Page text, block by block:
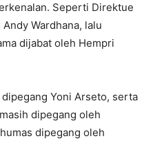
Seperti Direktue
Wardhana, lalu
dijabat oleh Hempri
Yoni Arseto, serta
dipegang oleh
dipegang oleh